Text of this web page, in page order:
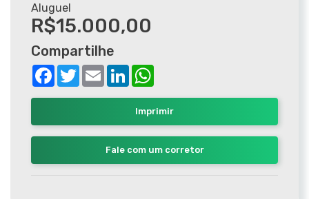
Aluguel
R$15.000,00
Compartilhe
Facebook
TwitterEmail LinkedIn
Imprimir
Fale com um corretor